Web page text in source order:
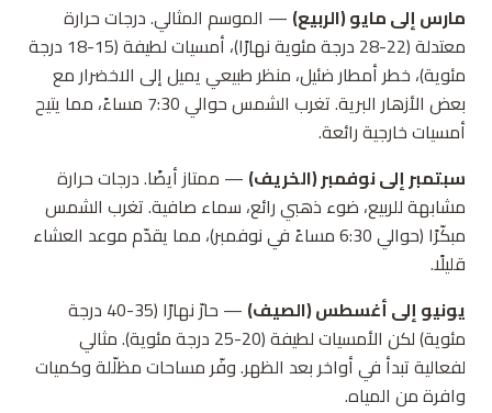
مارس إلى مايو (الربيع) — الموسم المثالي. درجات حرارة
معتدلة (22-28 درجة مئوية نهارًا)، أمسيات لطيفة (15-18 درجة
مئوية)، خطر أمطار ضئيل، منظر طبيعي يميل إلى الاخضرار مع
بعض الأزهار البرية. تغرب الشمس حوالي 7:30 مساءً، مما يتيح
أمسيات خارجية رائعة.
سبتمبر إلى نوفمبر (الخريف) — ممتاز أيضًا. درجات حرارة
مشابهة للربيع، ضوء ذهبي رائع، سماء صافية. تغرب الشمس
مبكّرًا (حوالي 6:30 مساءً في نوفمبر)، مما يقدّم موعد العشاء
قليلًا.
يونيو إلى أغسطس (الصيف)
— حارّ نهارًا (35-40 درجة
مئوية) لكن الأمسيات لطيفة (20-25 درجة مئوية). مثالي
لفعالية تبدأ في أواخر بعد الظهر. وفّر مساحات مظلّلة وكميات
وافرة من المياه.